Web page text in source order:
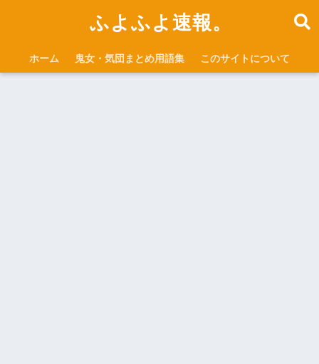
ふよふよ速報。
ホーム 鬼女・気団まとめ用語集 このサイトについて